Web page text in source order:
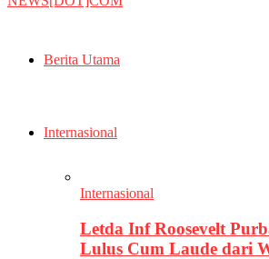
Berita Utama
Internasional
Internasional
Letda Inf Roosevelt
Lulus Cum Laude dari